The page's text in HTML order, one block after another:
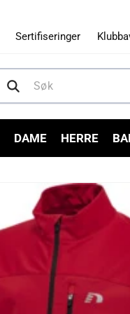
Sertifiseringer
Søk
DAME HERRE